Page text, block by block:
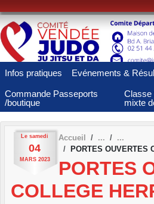
Infos pratiques Evénements &
Commande Passeports
/boutique
Classe
mixte
Le samedi
04
MARS 2023
Accueil
PORTES OUVERTES
PORTES
COLLEGE